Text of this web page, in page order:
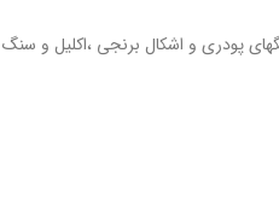
پودری و اشکال برنجی ،اکلیل و سنگ